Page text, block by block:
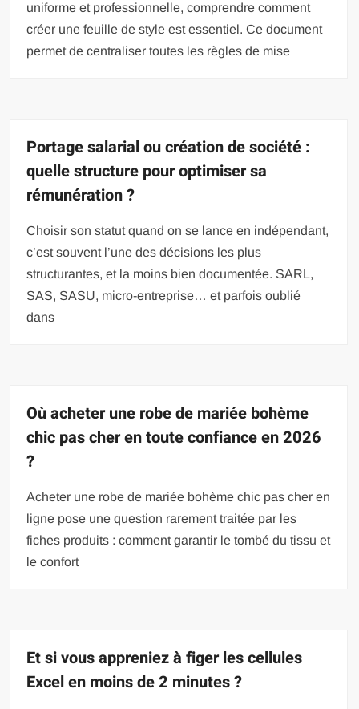
uniforme et professionnelle, comprendre comment
créer une feuille de style est essentiel. Ce document
permet de centraliser toutes les règles de mise
Portage salarial ou création de société :
quelle structure pour optimiser sa
rémunération ?
Choisir son statut quand on se lance en indépendant,
c’est souvent l’une des décisions les plus
structurantes, et la moins bien documentée. SARL,
SAS, SASU, micro-entreprise… et parfois oublié
dans
Où acheter une robe de mariée bohème
chic pas cher en toute confiance en 2026
?
Acheter une robe de mariée bohème chic pas cher en
ligne pose une question rarement traitée par les
fiches produits : comment garantir le tombé du tissu et
le confort
Et si vous appreniez à figer les cellules
Excel en moins de 2 minutes ?